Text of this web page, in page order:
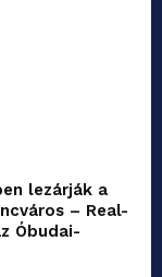
lezárják a
– Real-
Óbudai-